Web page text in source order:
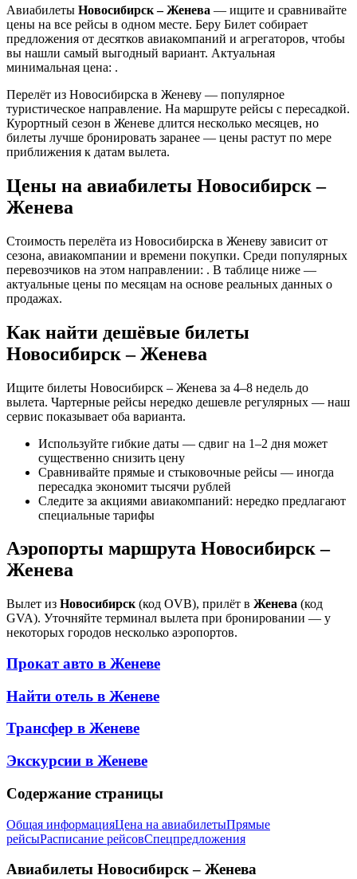
Авиабилеты Новосибирск – Женева — ищите и сравнивайте
цены на все рейсы в одном месте. Беру Билет собирает
предложения от десятков авиакомпаний и агрегаторов, чтобы
вы нашли самый выгодный вариант. Актуальная
минимальная цена: .
Перелёт из Новосибирска в Женеву — популярное
туристическое направление. На маршруте рейсы с пересадкой.
Курортный сезон в Женеве длится несколько месяцев, но
билеты лучше бронировать заранее — цены растут по мере
приближения к датам вылета.
Цены на авиабилеты Новосибирск –
Женева
Стоимость перелёта из Новосибирска в Женеву зависит от
сезона, авиакомпании и времени покупки. Среди популярных
перевозчиков на этом направлении: . В таблице ниже —
актуальные цены по месяцам на основе реальных данных о
продажах.
Как найти дешёвые билеты
Новосибирск – Женева
Ищите билеты Новосибирск – Женева за 4–8 недель до
вылета. Чартерные рейсы нередко дешевле регулярных — наш
сервис показывает оба варианта.
Используйте гибкие даты — сдвиг на 1–2 дня может
существенно снизить цену
Сравнивайте прямые и стыковочные рейсы — иногда
пересадка экономит тысячи рублей
Следите за акциями авиакомпаний: нередко предлагают
специальные тарифы
Аэропорты маршрута Новосибирск –
Женева
Вылет из Новосибирск (код OVB), прилёт в Женева (код
GVA). Уточняйте терминал вылета при бронировании — у
некоторых городов несколько аэропортов.
Прокат авто в Женеве
Найти отель в Женеве
Трансфер в Женеве
Экскурсии в Женеве
Содержание страницы
Общая информацияЦена на авиабилетыПрямые
рейсыРасписание рейсовСпецпредложения
Авиабилеты Новосибирск – Женева